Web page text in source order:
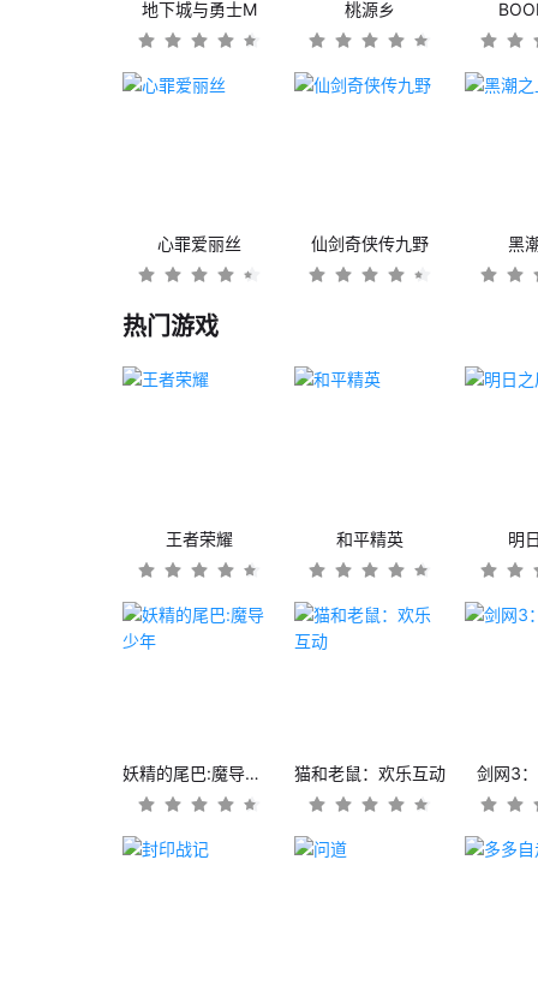
地下城与勇士M 桃源乡
心罪爱丽丝 仙剑奇侠传九野 黑
热门游戏
王者荣耀 和平精英 明
妖精的尾巴:魔导少年 猫和老鼠：欢乐互动 剑网3